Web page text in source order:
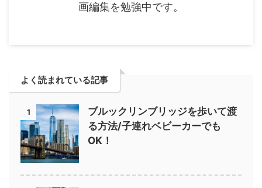
画編集を勉強中です。
よく読まれている記事
1
ブルックリンブリッジを歩いて渡
る方法/子連れベビーカーでも
OK！